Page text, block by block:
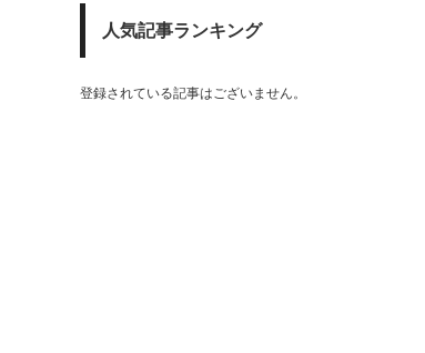
人気記事ランキング
登録されている記事はございません。